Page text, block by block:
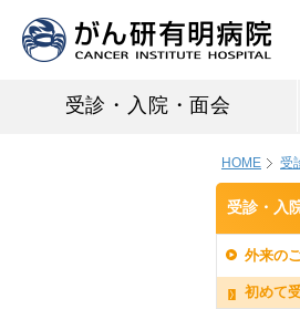
受診・入院・面会
HOME 受
受診・入
外来の
初めて